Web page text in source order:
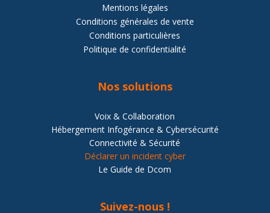
Mentions légales
Conditions générales de vente
Conditions particulières
Politique de confidentialité
Nos solutions
Voix & Collaboration
Hébergement Infogérance & Cybersécurité
Connectivité & Sécurité
Déclarer un incident cyber
Le Guide de Dcom
Suivez-nous !